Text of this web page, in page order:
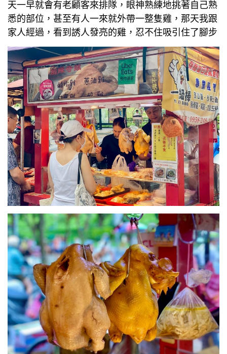
天一早就會有老顧客來排隊，眼神熟練地挑著自己熟
悉的部位，甚至有人一來就外帶一整隻雞，那天我跟
家人經過，看到誘人發亮的雞，忍不住吸引住了腳步